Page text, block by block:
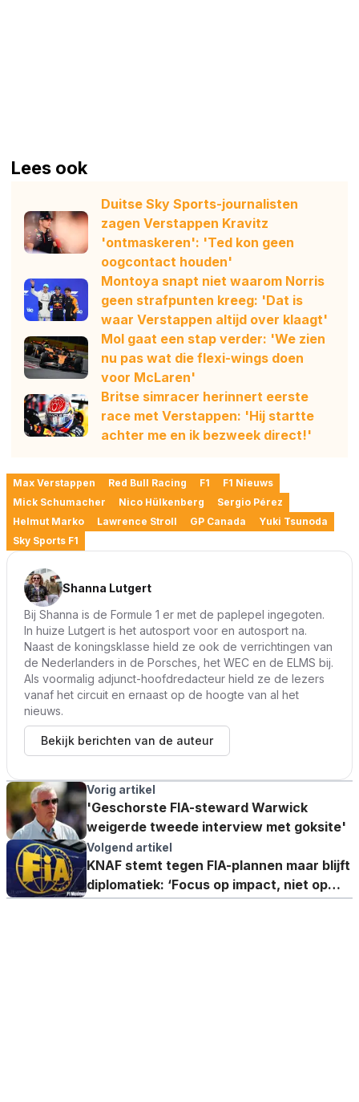
Lees ook
Duitse Sky Sports-journalisten
zagen Verstappen Kravitz
'ontmaskeren': 'Ted kon geen
oogcontact houden'
Montoya snapt niet waarom Norris
geen strafpunten kreeg: 'Dat is
waar Verstappen altijd over klaagt'
Mol gaat een stap verder: 'We zien
nu pas wat die flexi-wings doen
voor McLaren'
Britse simracer herinnert eerste
race met Verstappen: 'Hij startte
achter me en ik bezweek direct!'
Max Verstappen Red Bull Racing F1
F1 Nieuws
Mick Schumacher
Nico Hülkenberg
Sergio Pérez
Helmut Marko
Lawrence Stroll GP Canada
Yuki Tsunoda
Sky Sports F1
Shanna Lutgert
Bij Shanna is de Formule 1 er met de paplepel ingegoten.
In huize Lutgert is het autosport voor en autosport na.
Naast de koningsklasse hield ze ook de verrichtingen van
de Nederlanders in de Porsches, het WEC en de ELMS bij.
Als voormalig adjunct-hoofdredacteur hield ze de lezers
vanaf het circuit en ernaast op de hoogte van al het
nieuws.
Bekijk berichten van de auteur
Vorig artikel
'Geschorste FIA-steward Warwick
weigerde tweede interview met goksite'
Volgend artikel
KNAF stemt tegen FIA-plannen maar blijft
diplomatiek: ‘Focus op impact, niet op
macht’